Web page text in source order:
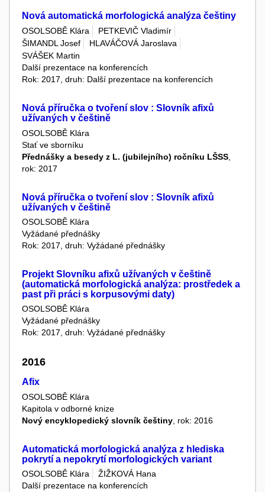
Nová automatická morfologická analýza češtiny
OSOLSOBĚ Klára
PETKEVIČ Vladimír
ŠIMANDL Josef
HLAVÁČOVÁ Jaroslava
SVÁŠEK Martin
Další prezentace na konferencích
Rok: 2017, druh: Další prezentace na konferencích
Nová příručka o tvoření slov : Slovník afixů
užívaných v češtině
OSOLSOBĚ Klára
Stať ve sborníku
Přednášky a besedy z L. (jubilejního) ročníku LŠSS
rok: 2017
Nová příručka o tvoření slov : Slovník afixů
užívaných v češtině
OSOLSOBĚ Klára
Vyžádané přednášky
Rok: 2017, druh: Vyžádané přednášky
Projekt Slovníku afixů užívaných v češtině
(automatická morfologická analýza: prostředek a
past při práci s korpusovými daty)
OSOLSOBĚ Klára
Vyžádané přednášky
Rok: 2017, druh: Vyžádané přednášky
2016
Afix
OSOLSOBĚ Klára
Kapitola v odborné knize
Nový encyklopedický slovník češtiny , rok: 2016
Automatická morfologická analýza z hlediska
pokrytí a nepokrytí morfologických variant
OSOLSOBĚ Klára
ŽIŽKOVÁ Hana
Další prezentace na konferencích